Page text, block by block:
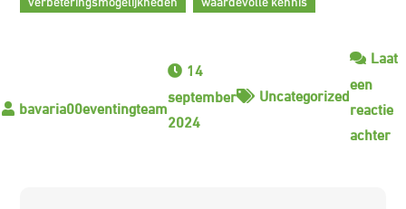
14
september
2024
Uncategorized
Laat
een
reactie
achterop